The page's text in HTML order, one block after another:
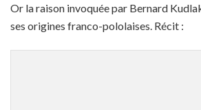
Or la raison invoquée par Bernard
ses origines franco-pololaises. Récit :